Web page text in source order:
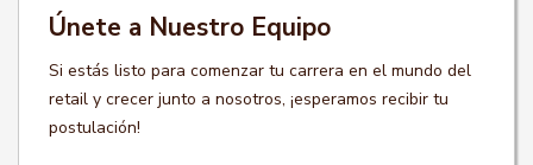
Únete a Nuestro Equipo
Si estás listo para comenzar tu carrera en el mundo del
retail y crecer junto a nosotros, ¡esperamos recibir tu
postulación!